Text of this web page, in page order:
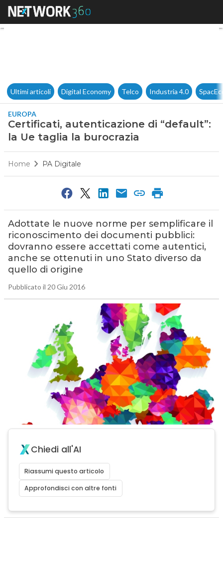
Certificati, autenticazione di
Ultimi articoli Digital Economy Telco Industria 4.0
EUROPA
Certificati, autenticazione di “default”:
la Ue taglia la burocrazia
Home PA Digitale
Adottate le nuove norme per semplificare il
riconoscimento dei documenti pubblici:
dovranno essere accettati come autentici,
anche se ottenuti in uno Stato diverso da
quello di origine
Pubblicato il 20 Giu 2016
Chiedi all'AI
Riassumi questo articolo
Approfondisci con altre fonti